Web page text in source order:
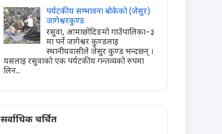
पर्यटकीय सम्भावना बोकेको (जेसुर)
जागेश्वरकुण्ड
रसुवा, आमाछोदिङमो गाउँपालिका–३
मा पर्ने जागेश्वर कुण्डलाइ
स्थानीयवासीले जेसुर कुण्ड भन्दछन् ।
यसलाइ रसुवाकाे एक पर्यटकीय गन्तव्यको रुपमा
लिन...
सर्वाधिक चर्चित